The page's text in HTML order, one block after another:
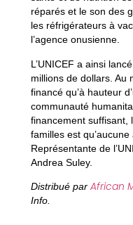
réparés et le son des
les réfrigérateurs à
l’agence onusienne.
L’UNICEF a ainsi
millions de dollars. Au
financé qu’à hauteur
communauté
financement suffisant,
familles est
Représentante de
Andrea Suley.
Distribué par African
Info.